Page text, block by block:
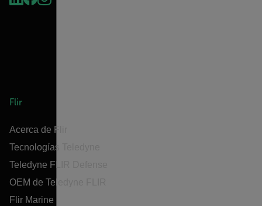
Flir
Acerca de Flir
Tecnologías Teledyne
Teledyne FLIR Defense
OEM de Teledyne FLIR
Flir Marine